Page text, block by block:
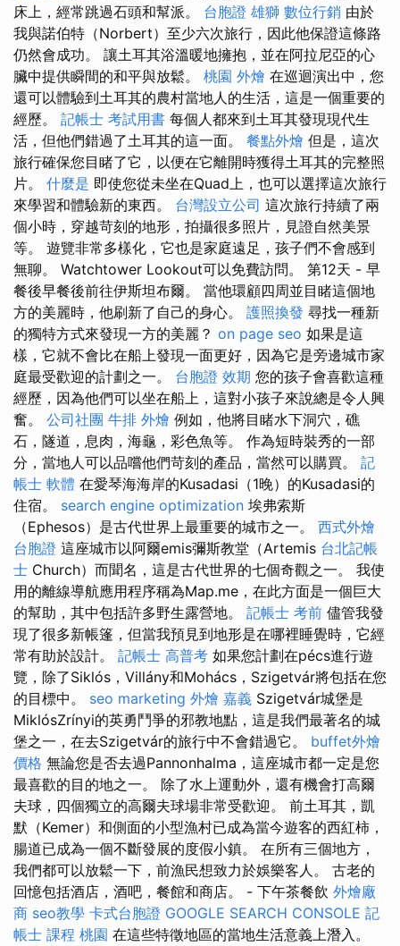
床上，經常跳過石頭和幫派。 台胞證 雄獅 數位行銷 由於
我與諾伯特（Norbert）至少六次旅行，因此他保證這條路
仍然會成功。 讓土耳其浴溫暖地擁抱，並在阿拉尼亞的心
臟中提供瞬間的和平與放鬆。 桃園 外燴 在巡迴演出中，您
還可以體驗到土耳其的農村當地人的生活，這是一個重要的
經歷。 記帳士 考試用書 每個人都來到土耳其發現現代生
活，但他們錯過了土耳其的這一面。 餐點外燴 但是，這次
旅行確保您目睹了它，以便在它離開時獲得土耳其的完整照
片。 什麼是 即使您從未坐在Quad上，也可以選擇這次旅行
來學習和體驗新的東西。 台灣設立公司 這次旅行持續了兩
個小時，穿越苛刻的地形，拍攝很多照片，見證自然美景
等。 遊覽非常多樣化，它也是家庭遠足，孩子們不會感到
無聊。 Watchtower Lookout可以免費訪問。 第12天 - 早
餐後早餐後前往伊斯坦布爾。 當他環顧四周並目睹這個地
方的美麗時，他刷新了自己的身心。 護照換發 尋找一種新
的獨特方式來發現一方的美麗？ on page seo 如果是這
樣，它就不會比在船上發現一面更好，因為它是旁邊城市家
庭最受歡迎的計劃之一。 台胞證 效期 您的孩子會喜歡這種
經歷，因為他們可以坐在船上，這對小孩子來說總是令人興
奮。 公司社團 牛排 外燴 例如，他將目睹水下洞穴，礁
石，隧道，息肉，海龜，彩色魚等。 作為短時裝秀的一部
分，當地人可以品嚐他們苛刻的產品，當然可以購買。 記
帳士 軟體 在愛琴海海岸的Kusadasi（1晚）的Kusadasi的
住宿。 search engine optimization 埃弗索斯
（Ephesos）是古代世界上最重要的城市之一。 西式外燴
台胞證 這座城市以阿爾emis彌斯教堂（Artemis 台北記帳
士 Church）而聞名，這是古代世界的七個奇觀之一。 我使
用的離線導航應用程序稱為Map.me，在此方面是一個巨大
的幫助，其中包括許多野生露營地。 記帳士 考前 儘管我發
現了很多新帳篷，但當我預見到地形是在哪裡睡覺時，它經
常有助於設計。 記帳士 高普考 如果您計劃在pécs進行遊
覽，除了Siklós，Villány和Mohács，Szigetvár將包括在您
的目標中。 seo marketing 外燴 嘉義 Szigetvár城堡是
MiklósZrínyi的英勇鬥爭的邪教地點，這是我們最著名的城
堡之一，在去Szigetvár的旅行中不會錯過它。 buffet外燴
價格 無論您是否去過Pannonhalma，這座城市都一定是您
最喜歡的目的地之一。 除了水上運動外，還有機會打高爾
夫球，四個獨立的高爾夫球場非常受歡迎。 前土耳其，凱
默（Kemer）和側面的小型漁村已成為當今遊客的西紅柿，
腸道已成為一個不斷發展的度假小鎮。 在所有三個地方，
我們都可以放鬆一下，前漁民想致力於娛樂客人。 古老的
回憶包括酒店，酒吧，餐館和商店。 - 下午茶餐飲 外燴廠
商 seo教學 卡式台胞證 GOOGLE SEARCH CONSOLE 記
帳士 課程 桃園 在這些特徵地區的當地生活意義上潛入。